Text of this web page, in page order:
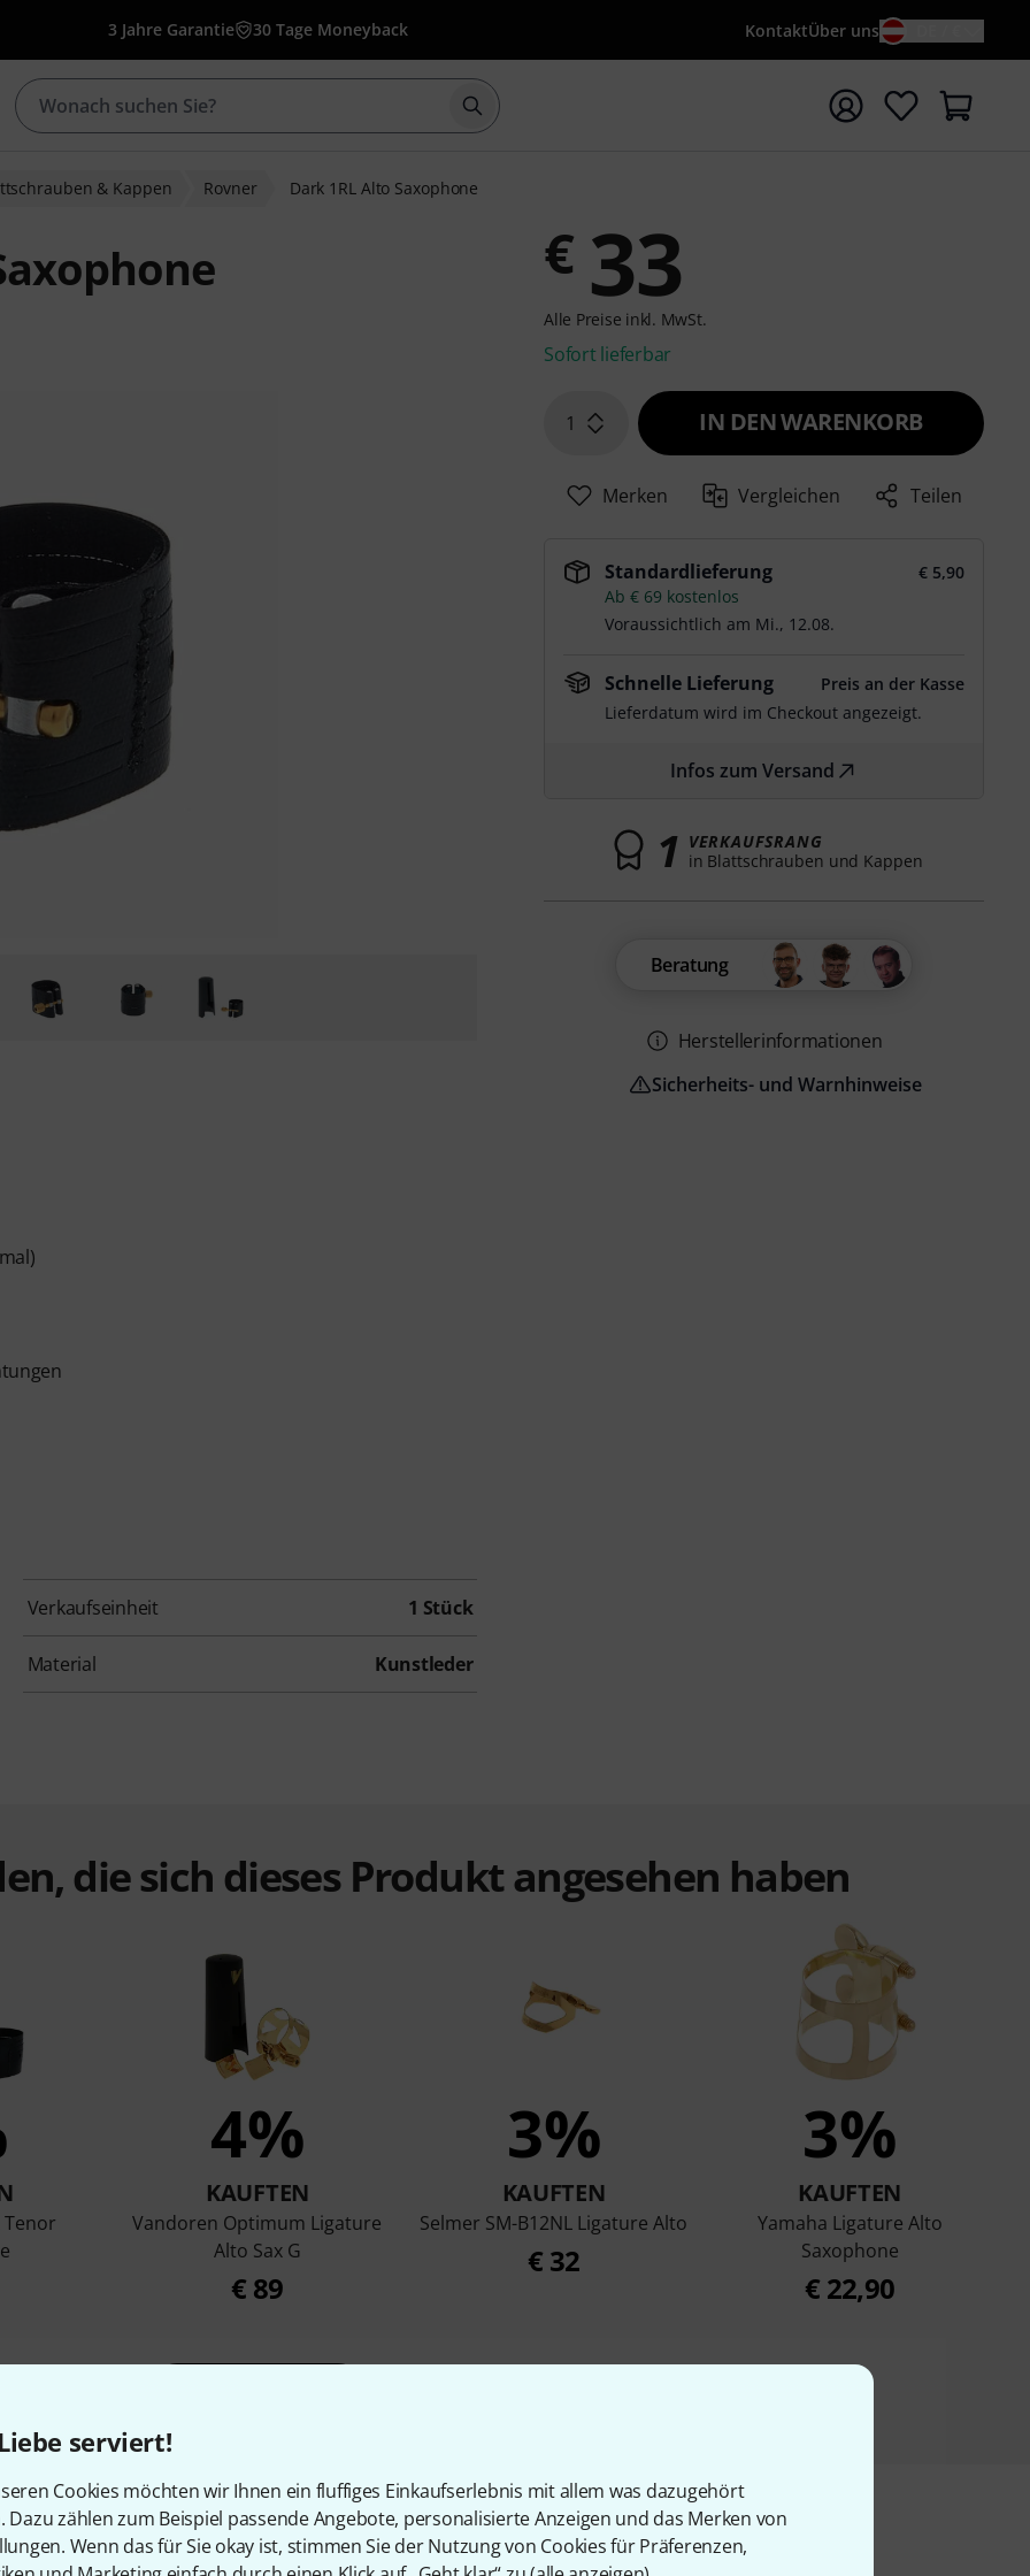
serviert!
Cookies möchten wir Ihnen ein fluffiges Einkaufserlebnis mit allem was dazugehört
Dazu zählen zum Beispiel passende Angebote, personalisierte Anzeigen und das Merken von
Wenn das für Sie okay ist, stimmen Sie der Nutzung von Cookies für Präferenzen,
3 Jahre Garantie 30 Tage Moneyback KontaktÜber uns
Suche mit Suchwort {searchTerm} starten
& Kappen Rovner Dark 1RL Alto Saxophone
Verkaufseinheit 1 Stück
Material Kunstleder
€ 33
Alle Preise inkl. MwSt.
Sofort lieferbar
1 IN DEN WARENKORB
Merken Vergleichen Teilen
Standardlieferung
€ 5,90
Ab € 69 kostenlos
Voraussichtlich am Mi., 12.08.
Schnelle Lieferung
Preis an der Kasse
Lieferdatum wird im Checkout angezeigt.
Infos zum Versand
1 VERKAUFSRANG
in Blattschrauben und Kappen
Beratung
Herstellerinformationen
Sicherheits- und Warnhinweise
die sich dieses Produkt angesehen haben
Tenor
4%
KAUFTEN
Vandoren Optimum Ligature
Alto Sax G
€ 89
3%
KAUFTEN
Selmer SM-B12NL Ligature Alto
€ 32
3%
KAUFTEN
Yamaha Ligature Alto
Saxophone
€ 22,90